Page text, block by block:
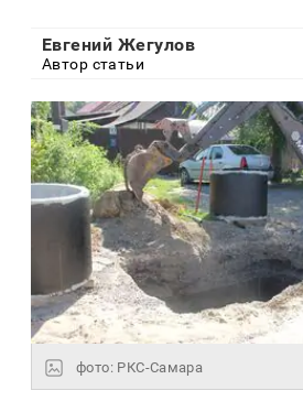
Евгений Жегулов
Автор статьи
фото: РКС-Самара